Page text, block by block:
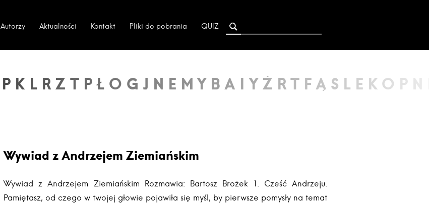
Autorzy Aktualności Kontakt Pliki do pobrania QUIZ
Wywiad z Andrzejem Ziemiańskim
Wywiad z Andrzejem Ziemiańskim Rozmawia: Bartosz Brożek 1. Cześć Andrzeju.
Pamiętasz, od czego w twojej głowie pojawiła się myśl, by pierwsze pomysły na temat